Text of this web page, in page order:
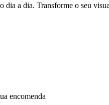
dia a dia. Transforme o seu
encomenda